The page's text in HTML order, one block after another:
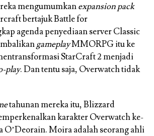
mengumumkanexpansion pack
bertajuk Battle for
agenda penyediaan server Classic
gameplayMMORPG itu ke
StarCraft 2 menjadi
play. Dan tentu saja, Overwatch tidak
tahunan mereka itu, Blizzard
karakter Overwatch ke-
O’Deorain. Moira adalah seorang ahli